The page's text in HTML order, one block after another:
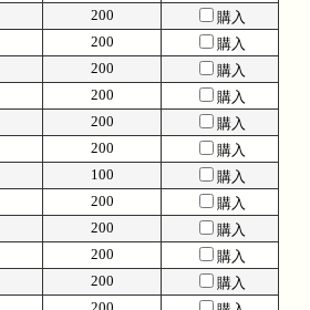
200
購入
200
購入
200
購入
200
購入
200
購入
200
購入
100
購入
200
購入
200
購入
200
購入
200
購入